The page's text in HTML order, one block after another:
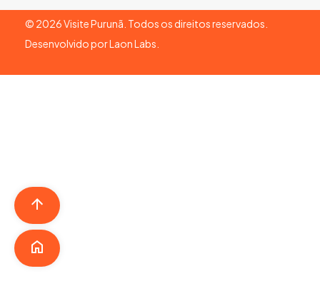
© 2026Visite Purunã. Todos os direitos reservados.
Desenvolvido porLaon Labs